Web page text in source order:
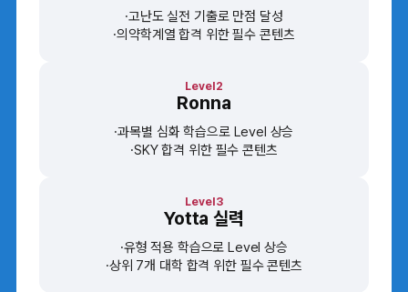
고난도 실전 기출로 만점 달성
의약학계열 합격 위한 필수 콘텐츠
Level2
Ronna
과목별 심화 학습으로 Level 상승
SKY 합격 위한 필수 콘텐츠
Level3
Yotta 실력
유형 적용 학습으로 Level 상승
상위 7개 대학 합격 위한 필수 콘텐츠